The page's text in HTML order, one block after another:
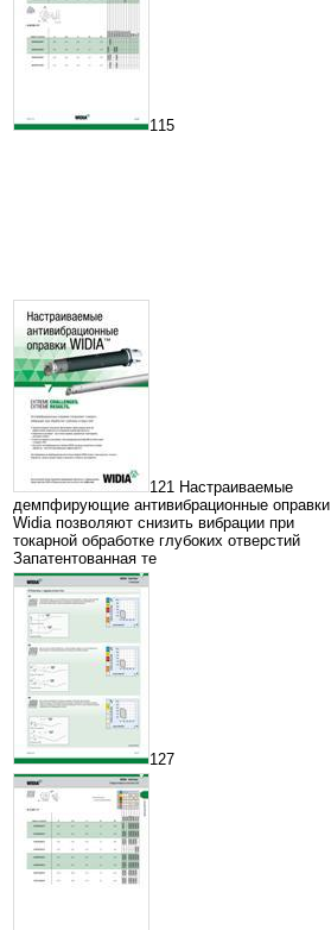
115
121 Настраиваемые
демпфирующие антивибрационные оправки
Widia позволяют снизить вибрации при
токарной обработке глубоких отверстий
Запатентованная те
127